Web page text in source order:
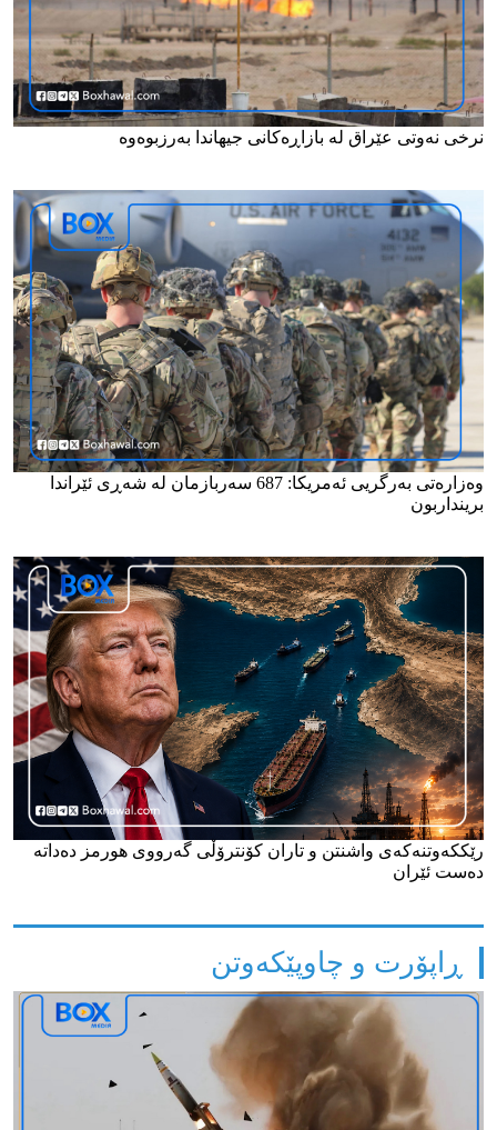
نرخی نەوتی عێراق لە بازاڕەکانی جیهاندا بەرزبوەوە
وەزارەتی بەرگریی ئەمریکا: 687 سەربازمان لە شەڕی ئێراندا
برینداربون
رێککەوتنەکەی واشنتن و تاران کۆنترۆڵی گەرووی هورمز دەداتە
دەست ئێران
ڕاپۆرت و چاوپێکەوتن